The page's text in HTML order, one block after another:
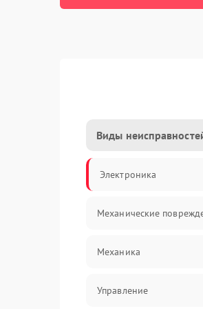
Виды
Электроника
Механические
Механика
Управление